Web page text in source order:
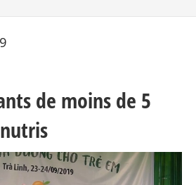
de moins de 5